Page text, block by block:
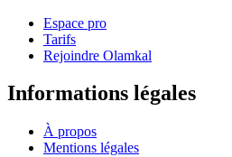
Espace pro
Tarifs
Rejoindre Olamkal
Informations légales
À propos
Mentions légales